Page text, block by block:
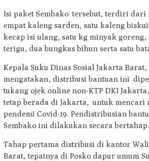
Isi paket Sembako tersebut, terdiri dari
empat kaleng sarden, satu kaleng
kecap isi ulang, satu kg minyak goreng,
terigu, dua bungkus bihun serta satu
Kepala Suku Dinas Sosial Jakarta
mengatakan, distribusi bantuan ini
tukang ojek online non-KTP DKI
tetap berada di Jakarta, untuk mencari
pendemi Covid-19. Pendistribusian
Sembako ini dilakukan secara bertahap.
Tahap pertama distribusi di kantor
Barat, tepatnya di Posko dapur umum